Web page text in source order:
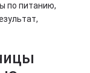
по питанию,